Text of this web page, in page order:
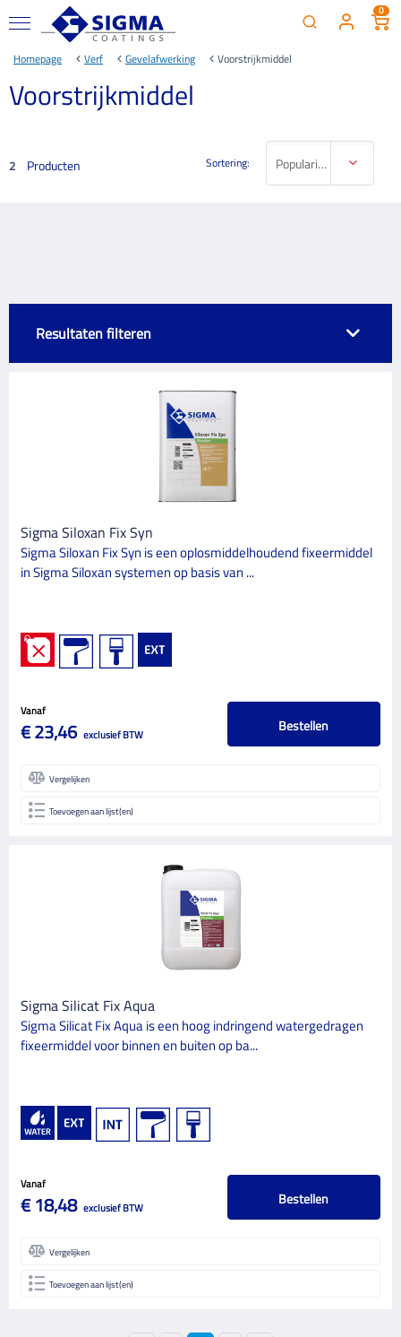
0
Homepage Verf Gevelafwerking Voorstrijkmiddel
Voorstrijkmiddel
2 Producten Sortering: Populariteit
Resultaten filteren
BINNEN/BUITEN
Binnen
GLANSGRAAD
VERF TYPE
VERF TYPE BASIS
SPECIALE KENMERKEN
Hoge waterdampdoorlaatbaarheid
12
Sigma Siloxan Fix Syn
Sigma Siloxan Fix Syn is een oplosmiddelhoudend fixeermiddel
in Sigma Siloxan systemen op basis van ...
Vanaf
€ 23,46 exclusief BTW Bestellen
Vergelijken
Toevoegen aan lijst(en)
Sigma Silicat Fix Aqua
Sigma Silicat Fix Aqua is een hoog indringend watergedragen
fixeermiddel voor binnen en buiten op ba...
Vanaf
€ 18,48 exclusief BTW Bestellen
Vergelijken
Toevoegen aan lijst(en)